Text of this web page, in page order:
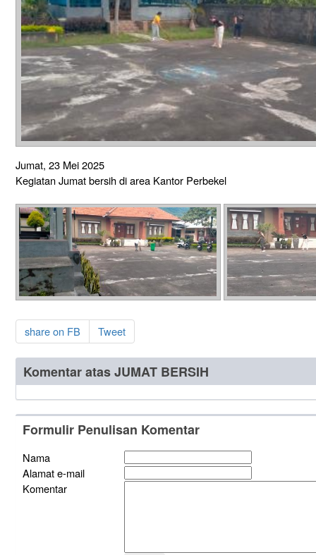
Jumat, 23 Mei 2025
Kegiatan Jumat bersih di area Kantor Perbekel
share on FB Tweet
Komentar atas JUMAT BERSIH
Formulir Penulisan Komentar
Nama
Alamat e-mail
Komentar